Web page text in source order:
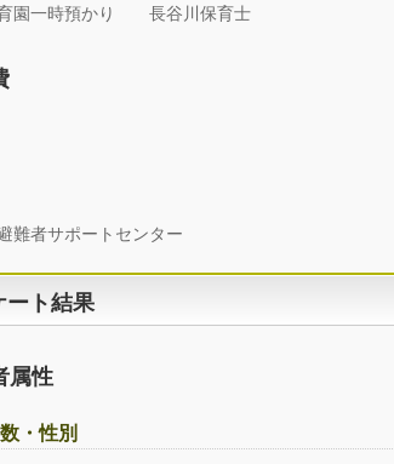
園一時預かり 長谷川保育士
難者サポートセンター
ート結果
属性
・性別